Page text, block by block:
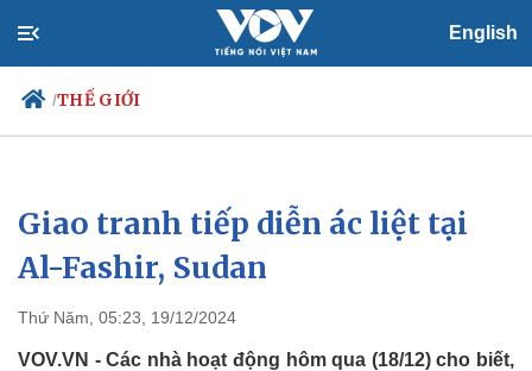
English
/THẾ GIỚI
Chính trị
Đảng
Tổ chức nhân sự
Nhận diện sự thật
Xã hội
Việc làm
Giao tranh tiếp diễn ác liệt tại
Al-Fashir, Sudan
Thứ Năm, 05:23, 19/12/2024
VOV.VN - Các nhà hoạt động hôm qua (18/12) cho biết,